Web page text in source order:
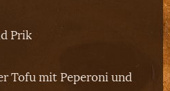
Pad Prik
Tofu mit Peperoni und